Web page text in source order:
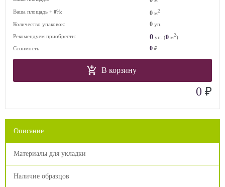
Ваша площадь + 0%: 0 м2
Количество упаковок: 0 уп.
Рекомендуем приобрести:
0 уп. (0 м2)
Стоимость:
0 ₽
В корзину
0 ₽
Описание
Материалы для укладки
Наличие образцов